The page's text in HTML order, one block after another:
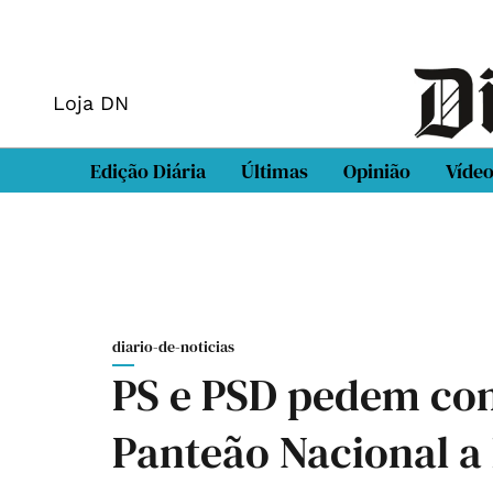
Loja DN
Edição Diária Últimas Opinião
diario-de-noticias
PS e PSD pedem
Panteão Nacional